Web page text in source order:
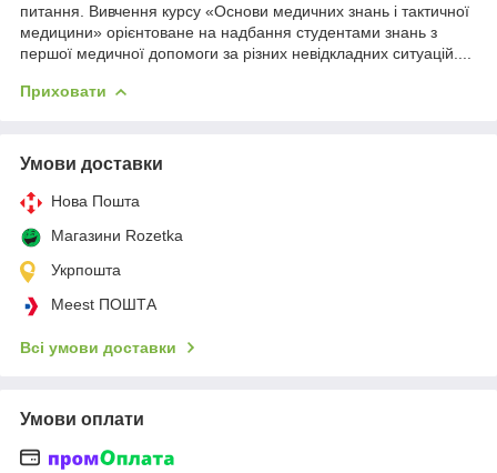
питання. Вивчення курсу «Основи медичних знань і тактичної
медицини» орієнтоване на надбання студентами знань з
першої медичної допомоги за різних невідкладних ситуацій....
Приховати
Умови доставки
Нова Пошта
Магазини Rozetka
Укрпошта
Meest ПОШТА
Всі умови доставки
Умови оплати